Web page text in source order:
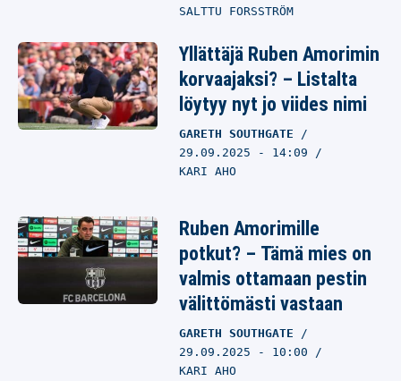
SALTTU FORSSTRÖM
Yllättäjä Ruben Amorimin
korvaajaksi? – Listalta
löytyy nyt jo viides nimi
GARETH SOUTHGATE
29.09.2025 - 14:09
KARI AHO
Ruben Amorimille
potkut? – Tämä mies on
valmis ottamaan pestin
välittömästi vastaan
GARETH SOUTHGATE
29.09.2025 - 10:00
KARI AHO